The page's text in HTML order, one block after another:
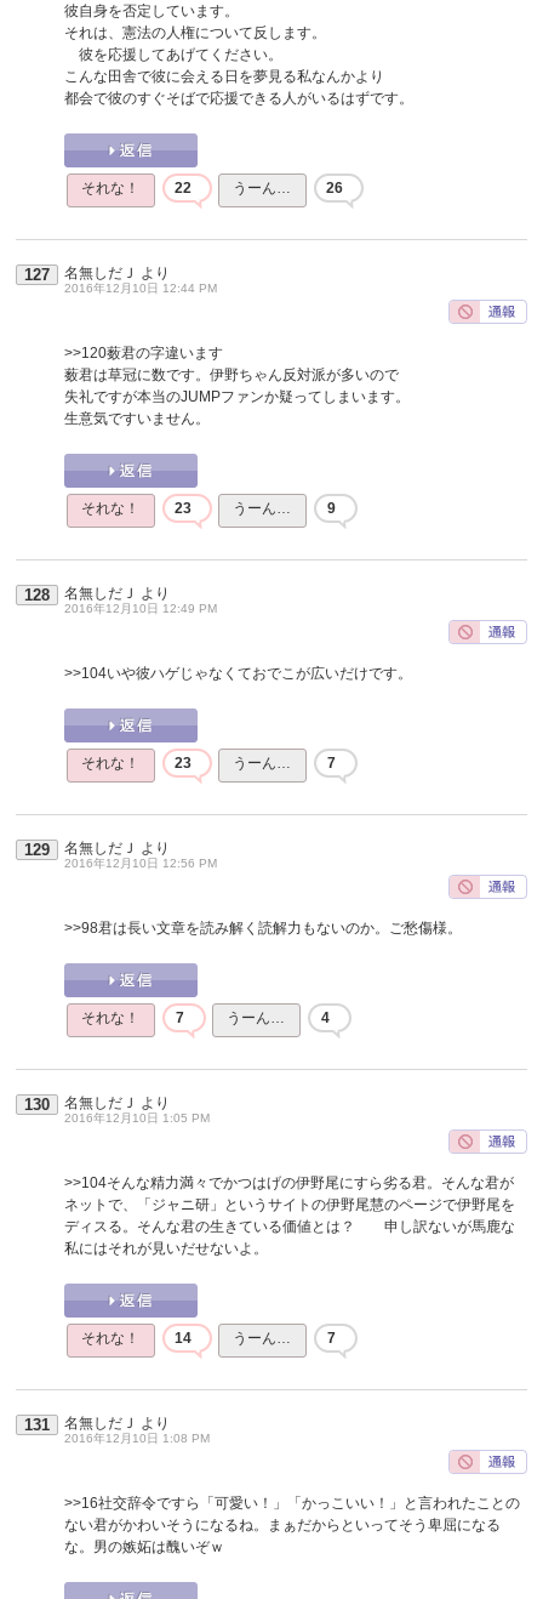
彼自身を否定しています。
それは、憲法の人権について反します。
彼を応援してあげてください。
こんな田舎で彼に会える日を夢見る私なんかより
都会で彼のすぐそばで応援できる人がいるはずです。
それな！ 22 うーん… 26
127 名無しだＪ より
2016年12月10日 12:44 PM
>>120薮君の字違います
薮君は草冠に数です。伊野ちゃん反対派が多いので
失礼ですが本当のJUMPファンか疑ってしまいます。
生意気ですいません。
それな！ 23 うーん… 9
128 名無しだＪ より
2016年12月10日 12:49 PM
>>104いや彼ハゲじゃなくておでこが広いだけです。
それな！ 23 うーん… 7
129 名無しだＪ より
2016年12月10日 12:56 PM
>>98君は長い文章を読み解く読解力もないのか。ご愁傷様。
それな！ 7 うーん… 4
130 名無しだＪ より
2016年12月10日 1:05 PM
>>104そんな精力満々でかつはげの伊野尾にすら劣る君。そんな君が
ネットで、「ジャニ研」というサイトの伊野尾慧のページで伊野尾を
ディスる。そんな君の生きている価値とは？ 申し訳ないが馬鹿な
私にはそれが見いだせないよ。
それな！ 14 うーん… 7
131 名無しだＪ より
2016年12月10日 1:08 PM
>>16社交辞令ですら「可愛い！」「かっこいい！」と言われたことの
ない君がかわいそうになるね。まぁだからといってそう卑屈になる
な。男の嫉妬は醜いぞｗ